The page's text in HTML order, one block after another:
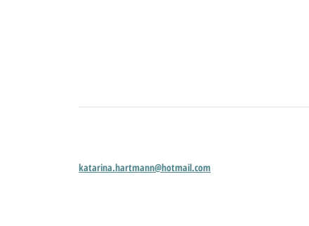
katarina.hartmann@hotmail.com